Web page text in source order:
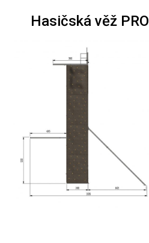
Hasičská věž